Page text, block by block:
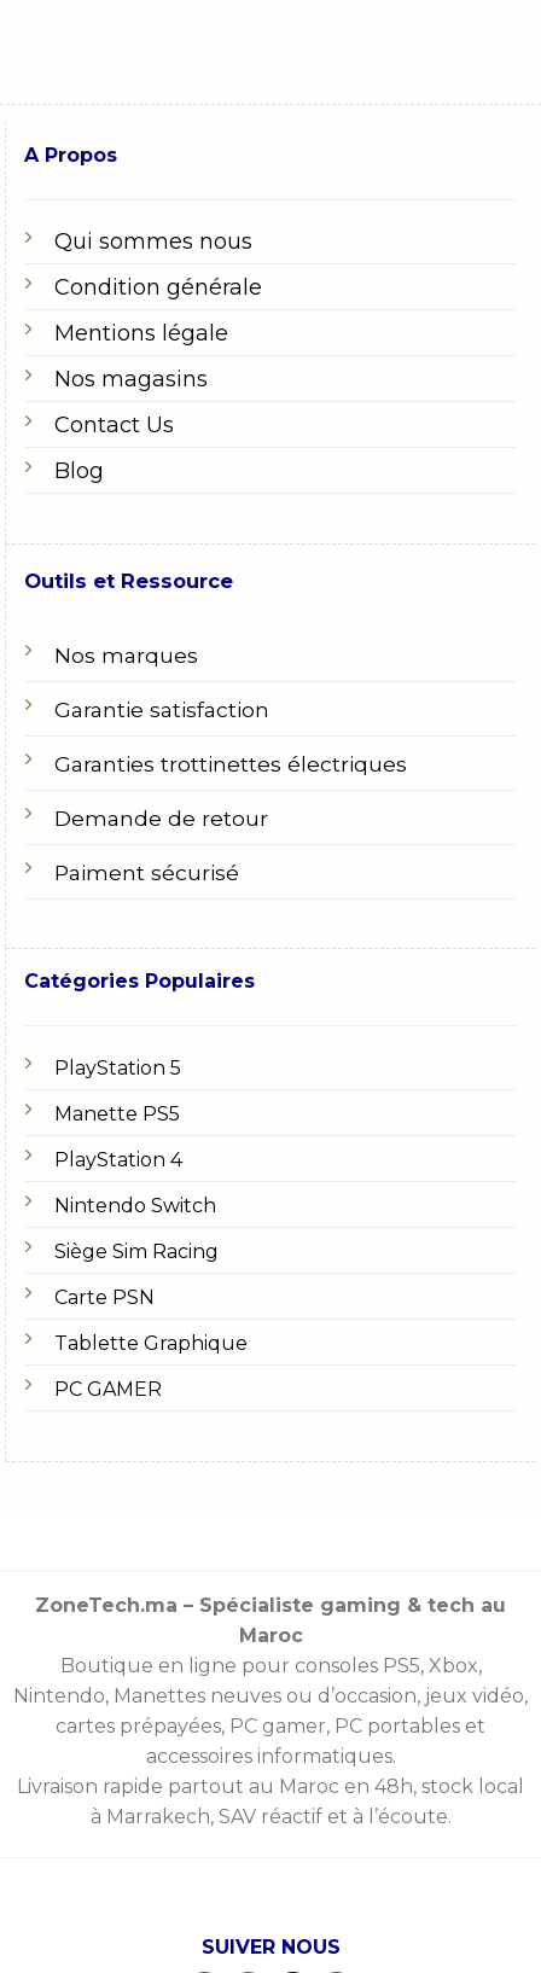
A Propos
Qui sommes nous
Condition générale
Mentions légale
Nos magasins
Contact Us
Blog
Outils et Ressource
Nos marques
Garantie satisfaction
Garanties trottinettes électriques
Demande de retour
Paiment sécurisé
Catégories Populaires
PlayStation 5
Manette PS5
PlayStation 4
Nintendo Switch
Siège Sim Racing
Carte PSN
Tablette Graphique
PC GAMER
ZoneTech.ma – Spécialiste gaming & tech au
Maroc
Boutique en ligne pour consoles PS5, Xbox,
Nintendo, Manettes neuves ou d’occasion, jeux vidéo,
cartes prépayées, PC gamer, PC portables et
accessoires informatiques.
Livraison rapide partout au Maroc en 48h, stock local
à Marrakech, SAV réactif et à l’écoute.
SUIVER NOUS